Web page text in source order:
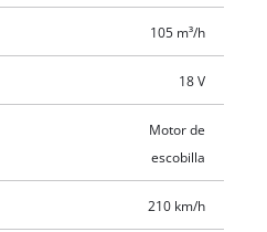
105 m³/h
18 V
Motor de
escobilla
210 km/h